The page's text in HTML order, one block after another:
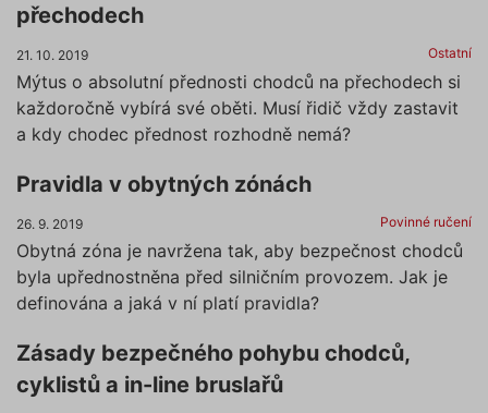
přechodech
21. 10. 2019 Ostatní
Mýtus o absolutní přednosti chodců na přechodech si
každoročně vybírá své oběti. Musí řidič vždy zastavit
a kdy chodec přednost rozhodně nemá?
Pravidla v obytných zónách
26. 9. 2019 Povinné ručení
Obytná zóna je navržena tak, aby bezpečnost chodců
byla upřednostněna před silničním provozem. Jak je
definována a jaká v ní platí pravidla?
Zásady bezpečného pohybu chodců,
cyklistů a in-line bruslařů